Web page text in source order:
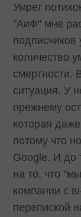
Умрет
"АиФ" мне
количество
смертности.
ситуация. У
прежнему
которая
потому что
Google. И до
на то, что
компании с
перепиской